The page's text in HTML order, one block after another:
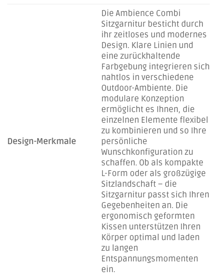
Design-Merkmale
Die Ambience Combi
Sitzgarnitur besticht durch
ihr zeitloses und modernes
Design. Klare Linien und
eine zurückhaltende
Farbgebung integrieren sich
nahtlos in verschiedene
Outdoor-Ambiente. Die
modulare Konzeption
ermöglicht es Ihnen, die
einzelnen Elemente flexibel
zu kombinieren und so Ihre
persönliche
Wunschkonfiguration zu
schaffen. Ob als kompakte
L-Form oder als großzügige
Sitzlandschaft – die
Sitzgarnitur passt sich Ihren
Gegebenheiten an. Die
ergonomisch geformten
Kissen unterstützen Ihren
Körper optimal und laden
zu langen
Entspannungsmomenten
ein.